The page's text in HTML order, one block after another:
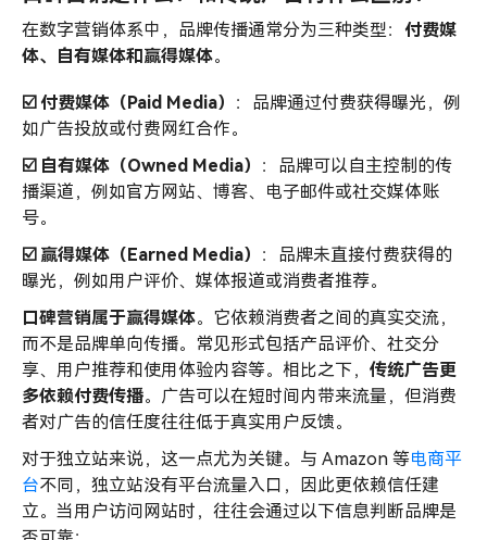
在数字营销体系中，品牌传播通常分为三种类型： 付费媒
体、自有媒体和赢得媒体。
☑️ 付费媒体（Paid Media）
：品牌通过付费获得曝光，例
如广告投放或付费网红合作。
☑️ 自有媒体（Owned Media）
：品牌可以自主控制的传
播渠道，例如官方网站、博客、电子邮件或社交媒体账
号。
☑️ 赢得媒体（Earned Media）
：品牌未直接付费获得的
曝光，例如用户评价、媒体报道或消费者推荐。
口碑营销属于赢得媒体。它依赖消费者之间的真实交流，
而不是品牌单向传播。常见形式包括产品评价、社交分
享、用户推荐和使用体验内容等。相比之下， 传统广告更
多依赖付费传播。广告可以在短时间内带来流量，但消费
者对广告的信任度往往低于真实用户反馈。
对于独立站来说，这一点尤为关键。与 Amazon 等电商平
台不同，独立站没有平台流量入口，因此更依赖信任建
立。当用户访问网站时，往往会通过以下信息判断品牌是